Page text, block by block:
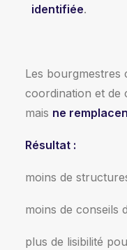
identifiée.
Les
coordination et de
mais ne
Résultat :
moins de
moins de conseils
plus de lisibilité